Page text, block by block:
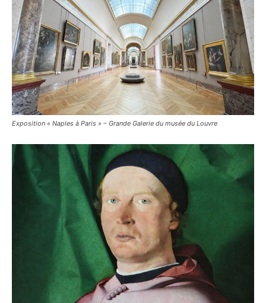
Exposition « Naples à Paris » – Grande Galerie du musée du Louvre